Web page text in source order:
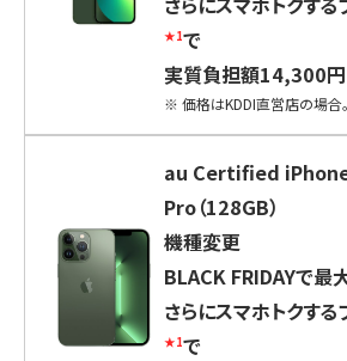
★1で
実質負担額14,300円
※ 価格はKDDI直営店の場合。
au Certified
Pro（128GB）
機種変更
BLACK FRIDAYで
さらにスマホトクす
★1で